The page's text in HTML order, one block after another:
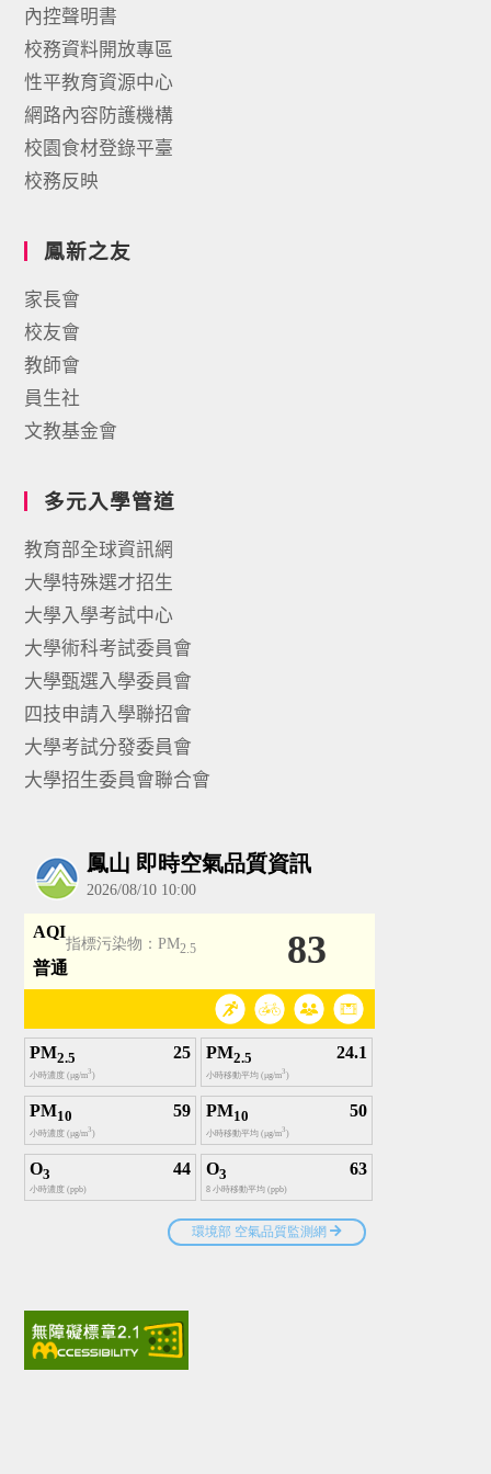
內控聲明書
校務資料開放專區
性平教育資源中心
網路內容防護機構
校園食材登錄平臺
校務反映
鳳新之友
家長會
校友會
教師會
員生社
文教基金會
多元入學管道
教育部全球資訊網
大學特殊選才招生
大學入學考試中心
大學術科考試委員會
大學甄選入學委員會
四技申請入學聯招會
大學考試分發委員會
大學招生委員會聯合會